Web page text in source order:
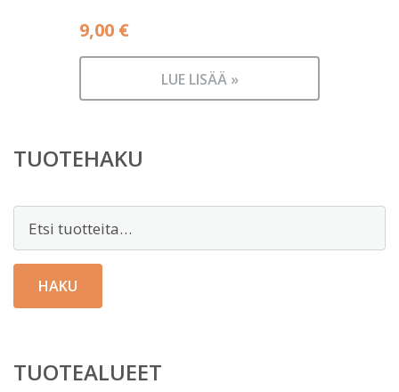
9,00 €
LUE LISÄÄ »
TUOTEHAKU
HAKU
TUOTEALUEET